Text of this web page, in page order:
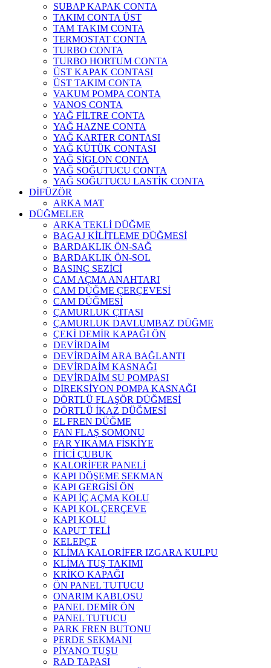
SUBAP KAPAK CONTA
TAKIM CONTA ÜST
TAM TAKIM CONTA
TERMOSTAT CONTA
TURBO CONTA
TURBO HORTUM CONTA
ÜST KAPAK CONTASI
ÜST TAKIM CONTA
VAKUM POMPA CONTA
VANOS CONTA
YAĞ FİLTRE CONTA
YAĞ HAZNE CONTA
YAĞ KARTER CONTASI
YAĞ KÜTÜK CONTASI
YAĞ SİGLON CONTA
YAĞ SOĞUTUCU CONTA
YAĞ SOĞUTUCU LASTİK CONTA
DİFÜZÖR
ARKA MAT
DÜĞMELER
ARKA TEKLİ DÜĞME
BAGAJ KİLİTLEME DÜĞMESİ
BARDAKLIK ÖN-SAĞ
BARDAKLIK ÖN-SOL
BASINÇ SEZİCİ
CAM AÇMA ANAHTARI
CAM DÜĞME ÇERÇEVESİ
CAM DÜĞMESİ
ÇAMURLUK ÇITASI
ÇAMURLUK DAVLUMBAZ DÜĞME
ÇEKİ DEMİR KAPAĞI ÖN
DEVİRDAİM
DEVİRDAİM ARA BAĞLANTI
DEVİRDAİM KASNAĞI
DEVİRDAİM SU POMPASI
DİREKSİYON POMPA KASNAĞI
DÖRTLÜ FLAŞÖR DÜĞMESİ
DÖRTLÜ İKAZ DÜĞMESİ
EL FREN DÜĞME
FAN FLAŞ SOMONU
FAR YIKAMA FİSKİYE
İTİCİ ÇUBUK
KALORİFER PANELİ
KAPI DÖŞEME SEKMAN
KAPI GERGİSİ ÖN
KAPI İÇ AÇMA KOLU
KAPI KOL ÇERÇEVE
KAPI KOLU
KAPUT TELİ
KELEPÇE
KLİMA KALORİFER IZGARA KULPU
KLİMA TUŞ TAKIMI
KRİKO KAPAĞI
ÖN PANEL TUTUCU
ONARIM KABLOSU
PANEL DEMİR ÖN
PANEL TUTUCU
PARK FREN BUTONU
PERDE SEKMANI
PİYANO TUŞU
RAD TAPASI